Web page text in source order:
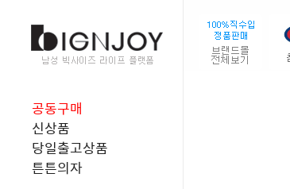
공동구매
신상품
당일출고상품
튼튼의자